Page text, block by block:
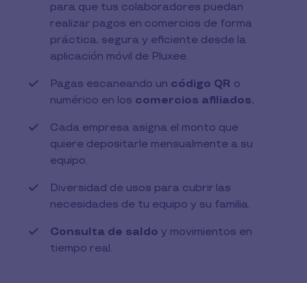
para que tus colaboradores puedan
realizar pagos en comercios de forma
práctica, segura y eficiente desde la
aplicación móvil de Pluxee.
Pagas escaneando un código QR o
numérico en los comercios afiliados.​
Cada empresa asigna el monto que
quiere depositarle mensualmente a su
equipo.
Diversidad de usos para cubrir las
necesidades de tu equipo y su familia.​
Consulta de saldo y movimientos en
tiempo real.